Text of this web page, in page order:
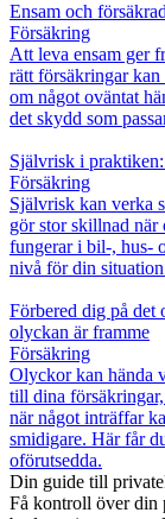
Ensam och
Försäkring
Att leva ensam ger
rätt försäkringar
om något oväntat
det skydd som
Självrisk i
Försäkring
Självrisk kan verka
gör stor skillnad
fungerar i bil-, hus-
nivå för din
Förbered dig på det
olyckan är framme
Försäkring
Olyckor kan hända
till dina
när något inträffar
smidigare. Här får
oförutsedda.
Din guide till
Få kontroll över din